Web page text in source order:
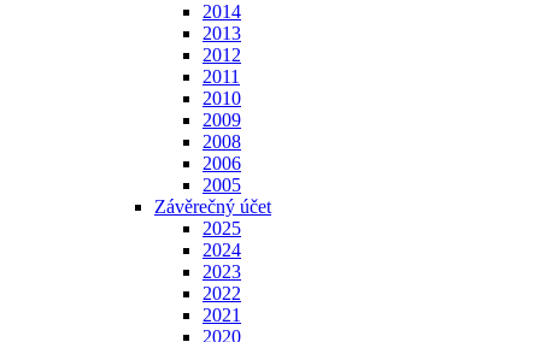
2014
2013
2012
2011
2010
2009
2008
2006
2005
Závěrečný účet
2025
2024
2023
2022
2021
2020